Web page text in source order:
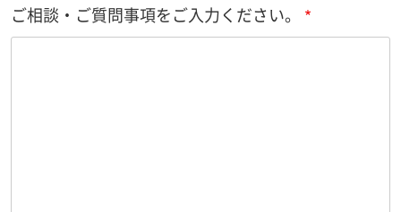
ご相談・ご質問事項をご入力ください。